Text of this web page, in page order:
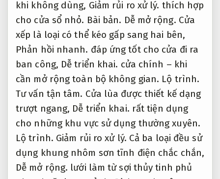
Lộ trình. Giảm rủi ro xử lý. Cả ba loại đều sử
dụng khung nhôm sơn tĩnh điện chắc chắn,
Dễ mở rộng.lưới làm từ sợi thủy tinh phủ
nhựa hoặc inox mảnh.Dịch vụ chuyên
nghiệp. Dễ mở rộng.Thiết kế gọn nhẹ,Giảm
rủi ro xử lý.không gây vướng víu trong sinh
hoạt,Báo giá rõ ràng.đồng thời bảo vệ cho
hiệu quả ổn định khỏi muỗi,Tư vấn tận
tâm.kiến,Tư vấn tận tâm.gián và các loại
côn trùng khác.Ngân sách. Giảm rủi ro xử
lý.Nhiều thương hiệu còn tích hợp khóa
đảm bảo an toàn,Tối ưu chi phí. khớp từ